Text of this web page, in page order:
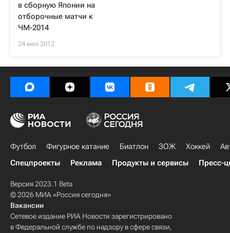
в сборную Японии на
отборочные матчи к
ЧМ-2014
24 мая 2012
Футбол Фигурное катание Биатлон ЗОЖ Хоккей
Спецпроекты
Реклама Продукты и сервисы Пресс-
Версия 2023.1 Beta
© 2026 МИА «Россия сегодня»
Вакансии
Сетевое издание РИА Новости зарегистрировано
в Федеральной службе по надзору в сфере связи,